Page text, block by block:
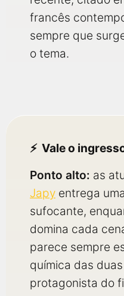
francês
sempre que
o tema.
Vale o
Ponto alto: as
Japy entrega
sufocante,
domina cada
parece sempre
química das
protagonista do